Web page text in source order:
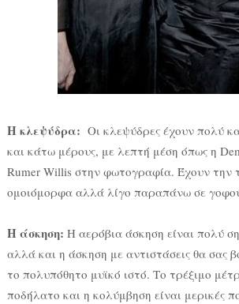
Η κλεψύδρα: Οι κλεψύδρες έχουν πολύ
και κάτω μέρους, με λεπτή μέση όπως η
Rumer Willis στην φωτογραφία. Έχουν την
ομοιόμορφα αλλά λίγο παραπάνω σε
Η άσκηση: Η αερόβια άσκηση είναι πολύ
αλλά και η άσκηση με αντιστάσεις θα σας
το πολυπόθητο μυϊκό ιστό. Το τρέξιμο
ποδήλατο και η κολύμβηση είναι μερικές